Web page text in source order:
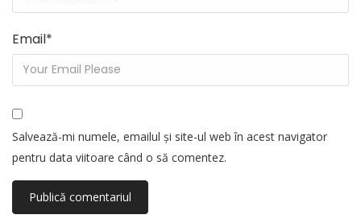
Email*
Salvează-mi numele, emailul și site-ul web în acest navigator
pentru data viitoare când o să comentez.